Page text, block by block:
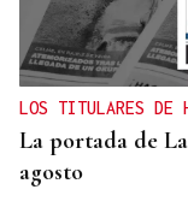
LOS TITULARES DE
La portada de
agosto